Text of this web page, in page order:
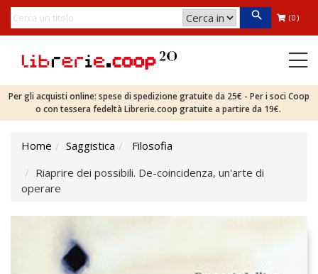
(0)
Per gli acquisti online: spese di spedizione gratuite da 25€ - Per i soci Coop
o con tessera fedeltà Librerie.coop gratuite a partire da 19€.
Home Saggistica
Filosofia
Riaprire dei possibili. De-coincidenza, un'arte di
operare